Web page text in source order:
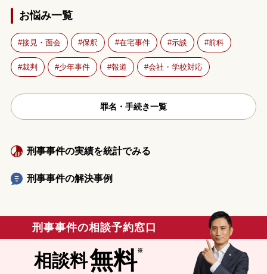
お悩み一覧
接見・面会 保釈 在宅事件 示談 前科
裁判 少年事件 報道 会社・学校対応
罪名・手続き一覧
刑事事件の実績を統計でみる
刑事事件の解決事例
刑事事件の相談予約窓口
相談料無料